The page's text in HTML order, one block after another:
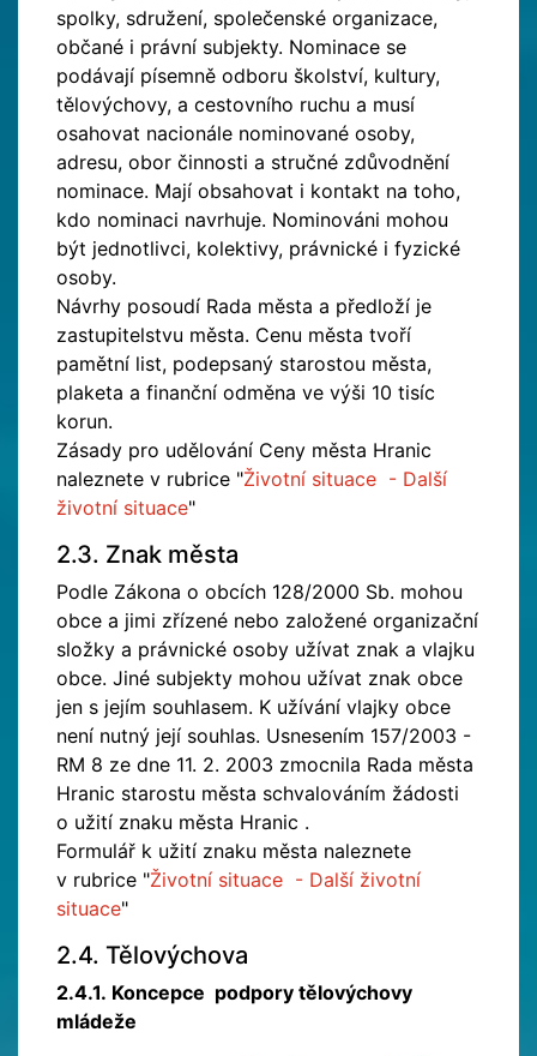
spolky, sdružení, společenské organizace,
občané i právní subjekty. Nominace se
podávají písemně odboru školství, kultury,
tělovýchovy, a cestovního ruchu a musí
osahovat nacionále nominované osoby,
adresu, obor činnosti a stručné zdůvodnění
nominace. Mají obsahovat i kontakt na toho,
kdo nominaci navrhuje. Nominováni mohou
být jednotlivci, kolektivy, právnické i fyzické
osoby.
Návrhy posoudí Rada města a předloží je
zastupitelstvu města. Cenu města tvoří
pamětní list, podepsaný starostou města,
plaketa a finanční odměna ve výši 10 tisíc
korun.
Zásady pro udělování Ceny města Hranic
naleznete v rubrice "Životní situace - Další
životní situace"
2.3. Znak města
Podle Zákona o obcích 128/2000 Sb. mohou
obce a jimi zřízené nebo založené organizační
složky a právnické osoby užívat znak a vlajku
obce. Jiné subjekty mohou užívat znak obce
jen s jejím souhlasem. K užívání vlajky obce
není nutný její souhlas. Usnesením 157/2003 -
RM 8 ze dne 11. 2. 2003 zmocnila Rada města
Hranic starostu města schvalováním žádosti
o užití znaku města Hranic .
Formulář k užití znaku města naleznete
v rubrice "Životní situace - Další životní
situace"
2.4. Tělovýchova
2.4.1. Koncepce podpory tělovýchovy
mládeže